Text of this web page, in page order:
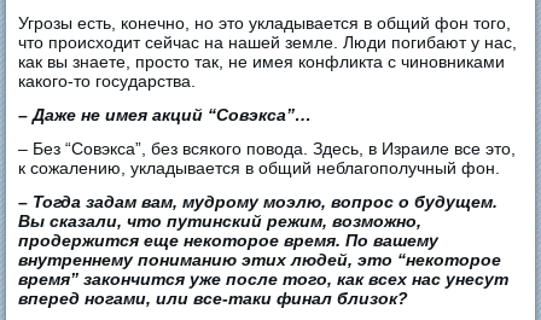
Угрозы есть, конечно, но это укладывается в общий фон того,
что происходит сейчас на нашей земле. Люди погибают у нас,
как вы знаете, просто так, не имея конфликта с чиновниками
какого-то государства.
– Даже не имея акций “Совэкса”…
– Без “Совэкса”, без всякого повода. Здесь, в Израиле все это,
к сожалению, укладывается в общий неблагополучный фон.
– Тогда задам вам, мудрому моэлю, вопрос о будущем.
Вы сказали, что путинский режим, возможно,
продержится еще некоторое время. По вашему
внутреннему пониманию этих людей, это “некоторое
время” закончится уже после того, как всех нас унесут
вперед ногами, или все-таки финал близок?